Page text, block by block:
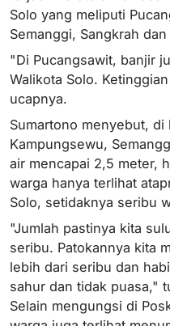
Solo yang meliputi
Semanggi, Sangkrah
"Di Pucangsawit, banjir
Walikota Solo.
ucapnya.
Sumartono menyebut, di
Kampungsewu,
air mencapai 2,5 meter,
warga hanya terlihat
Solo, setidaknya seribu
"Jumlah pastinya kita
seribu. Patokannya kita
lebih dari seribu dan
sahur dan tidak puasa,"
Selain mengungsi di